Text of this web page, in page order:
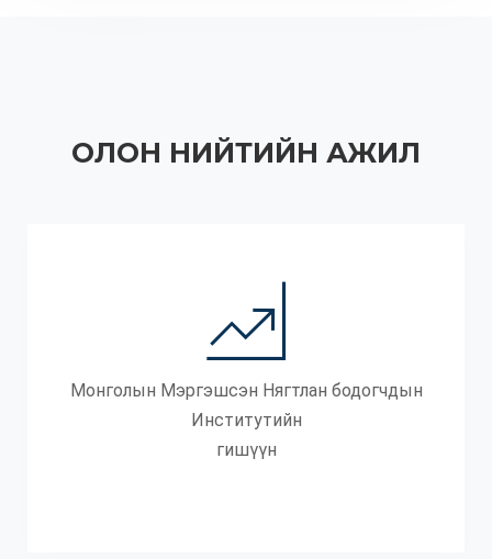
ОЛОН НИЙТИЙН АЖИЛ
Монголын Мэргэшсэн Нягтлан бодогчдын
Институтийн
гишүүн